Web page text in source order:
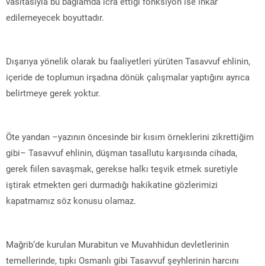
edilemeyecek boyuttadır.
Dışarıya yönelik olarak bu faaliyetleri yürüten Tasavvuf ehlinin,
içeride de toplumun irşadına dönük çalışmalar yaptığını ayrıca
belirtmeye gerek yoktur.
Öte yandan –yazının öncesinde bir kısım örneklerini zikrettiğim
gibi– Tasavvuf ehlinin, düşman tasallutu karşısında cihada,
gerek fiilen savaşmak, gerekse halkı teşvik etmek suretiyle
iştirak etmekten geri durmadığı hakikatine gözlerimizi
kapatmamız söz konusu olamaz.
Mağrib‘de kurulan Murabitun ve Muvahhidun devletlerinin
temellerinde, tıpkı Osmanlı gibi Tasavvuf şeyhlerinin harcını